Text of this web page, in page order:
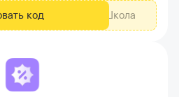
код Школа